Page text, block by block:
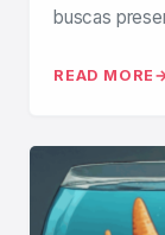
buscas
READ MORE